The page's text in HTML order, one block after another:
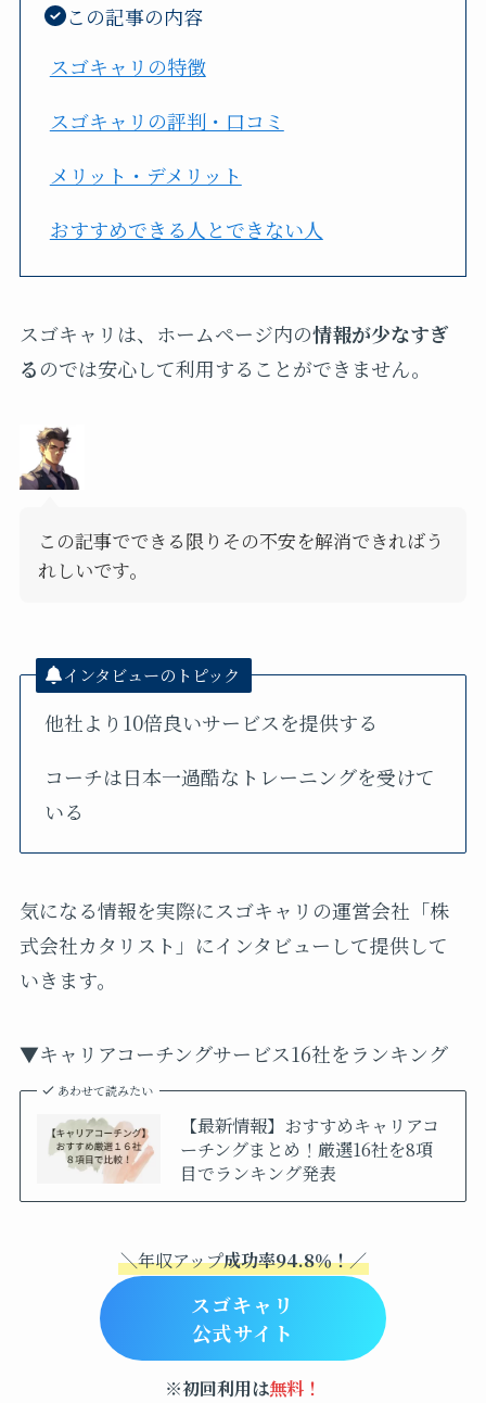
この記事の内容
スゴキャリの特徴
スゴキャリの評判・口コミ
メリット・デメリット
おすすめできる人とできない人
スゴキャリは、ホームページ内の情報が少なすぎ
るのでは安心して利用することができません。
この記事でできる限りその不安を解消できればう
れしいです。
インタビューのトピック
他社より10倍良いサービスを提供する
コーチは日本一過酷なトレーニングを受けて
いる
気になる情報を実際にスゴキャリの運営会社「株
式会社カタリスト」にインタビューして提供して
いきます。
▼キャリアコーチングサービス16社をランキング
あわせて読みたい
【最新情報】おすすめキャリアコ
ーチングまとめ！厳選16社を8項
目でランキング発表
＼年収アップ成功率94.8％！／
スゴキャリ
公式サイト
※初回利用は無料！